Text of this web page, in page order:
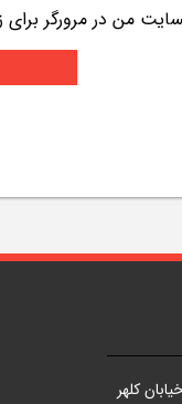
من در مرورگر
کلهر